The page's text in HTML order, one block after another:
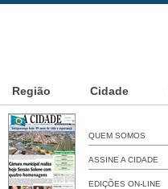
Região Cidade
QUEM SOMOS
ASSINE A CIDADE
EDIÇÕES ON-LINE